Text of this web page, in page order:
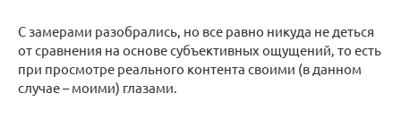
С замерами разобрались, но все равно никуда не деться
от сравнения на основе субъективных ощущений, то есть
при просмотре реального контента своими (в данном
случае – моими) глазами.